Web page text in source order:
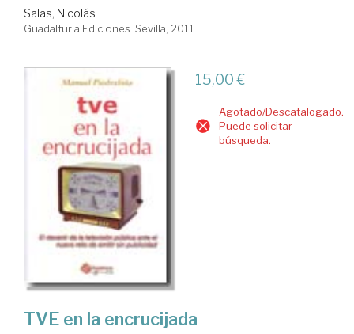
Salas, Nicolás
Guadalturia Ediciones. Sevilla, 2011
15,00 €
Agotado/Descatalogado.
Puede solicitar
búsqueda.
TVE en la encrucijada